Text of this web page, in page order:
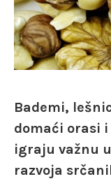
Bademi,
domaći orasi
igraju važnu
razvoja